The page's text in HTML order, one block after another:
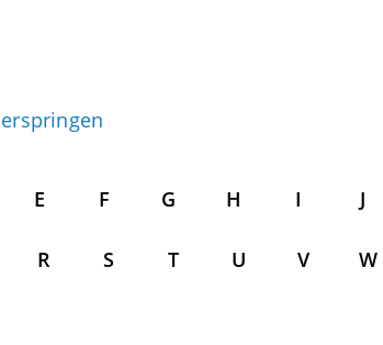
E F G H I J
R S T U V W